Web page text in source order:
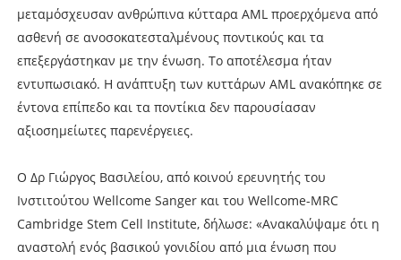
μεταμόσχευσαν ανθρώπινα κύτταρα AML προερχόμενα από
ασθενή σε ανοσοκατεσταλμένους ποντικούς και τα
επεξεργάστηκαν με την ένωση. Το αποτέλεσμα ήταν
εντυπωσιακό. Η ανάπτυξη των κυττάρων AML ανακόπηκε σε
έντονα επίπεδο και τα ποντίκια δεν παρουσίασαν
αξιοσημείωτες παρενέργειες.
Ο Δρ Γιώργος Βασιλείου, από κοινού ερευνητής του
Ινστιτούτου Wellcome Sanger και του Wellcome-MRC
Cambridge Stem Cell Institute, δήλωσε: «Ανακαλύψαμε ότι η
αναστολή ενός βασικού γονιδίου από μια ένωση που